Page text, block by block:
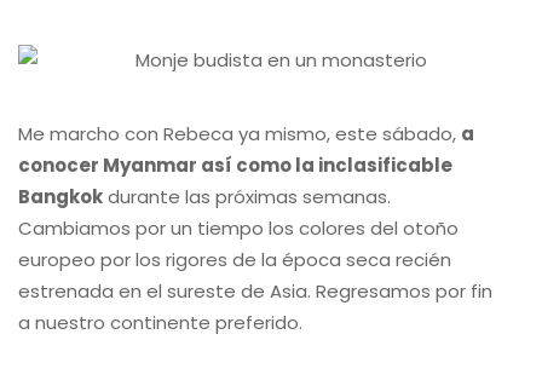
Me marcho con Rebeca ya mismo, este sábado, a
conocer Myanmar así como la inclasificable
Bangkokdurante las próximas semanas.
Cambiamos por un tiempo los colores del otoño
europeo por los rigores de la época seca recién
estrenada en el sureste de Asia. Regresamos por fin
a nuestro continente preferido.